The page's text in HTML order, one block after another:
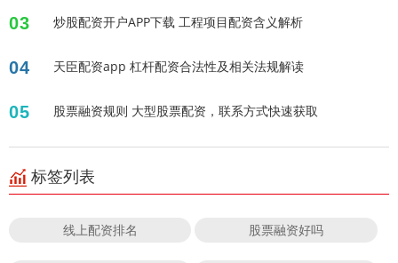
03 炒股配资开户APP下载 工程项目配资含义解析
04 天臣配资app 杠杆配资合法性及相关法规解读
05 股票融资规则 大型股票配资，联系方式快速获取
标签列表
线上配资排名 股票融资好吗